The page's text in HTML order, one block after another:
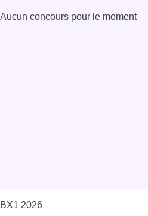
Aucun concours pour le moment
BX1 2026